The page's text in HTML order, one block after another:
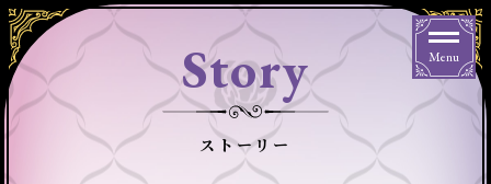
Story
ストーリー
Menu